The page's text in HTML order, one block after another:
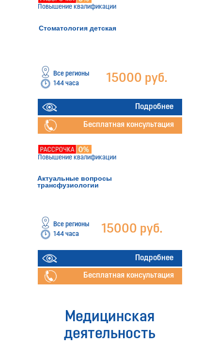
Стоматология детская
144 часа 15000 руб.
Все регионы
Повышение квалификации
Бесплатная консультация
Подробнее
Актуальные вопросы
трансфузиологии
144 часа 15000 руб.
Все регионы
Бесплатная консультация
Повышение квалификации
Подробнее
Медицинская
деятельность